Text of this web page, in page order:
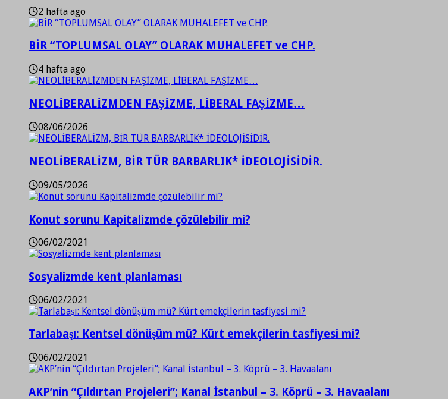
2 hafta ago
BİR “TOPLUMSAL OLAY” OLARAK MUHALEFET ve CHP.
4 hafta ago
NEOLİBERALİZMDEN FAŞİZME, LİBERAL FAŞİZME…
08/06/2026
NEOLİBERALİZM, BİR TÜR BARBARLIK* İDEOLOJİSİDİR.
09/05/2026
Konut sorunu Kapitalizmde çözülebilir mi?
06/02/2021
Sosyalizmde kent planlaması
06/02/2021
Tarlabaşı: Kentsel dönüşüm mü? Kürt emekçilerin tasfiyesi mi?
06/02/2021
AKP’nin “Çıldırtan Projeleri”; Kanal İstanbul – 3. Köprü – 3. Havaalanı